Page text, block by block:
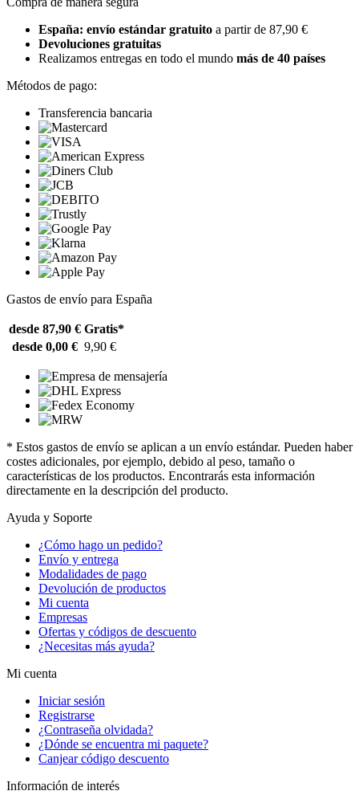
España: envío estándar gratuito a partir de 87,90 €
Devoluciones gratuitas
Realizamos entregas en todo el mundo más de 40 países
Métodos de pago:
Transferencia bancaria
Gastos de envío para España
desde 87,90 € Gratis*
desde 0,00 € 9,90 €
* Estos gastos de envío se aplican a un envío estándar. Pueden haber
costes adicionales, por ejemplo, debido al peso, tamaño o
características de los productos. Encontrarás esta información
directamente en la descripción del producto.
Ayuda y Soporte
¿Cómo hago un pedido?
Envío y entrega
Modalidades de pago
Devolución de productos
Mi cuenta
Empresas
Ofertas y códigos de descuento
¿Necesitas más ayuda?
Mi cuenta
Iniciar sesión
Registrarse
¿Contraseña olvidada?
¿Dónde se encuentra mi paquete?
Canjear código descuento
Información de interés